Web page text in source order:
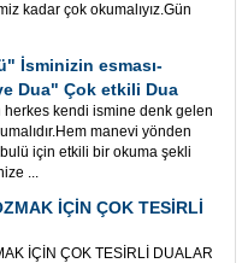
kadar çok okumalıyız.Gün
İsminizin esması-
Dua" Çok etkili Dua
herkes kendi ismine denk gelen
manevi yönden
için etkili bir okuma şekli
...
İÇİN ÇOK TESİRLİ
İÇİN ÇOK TESİRLİ DUALAR